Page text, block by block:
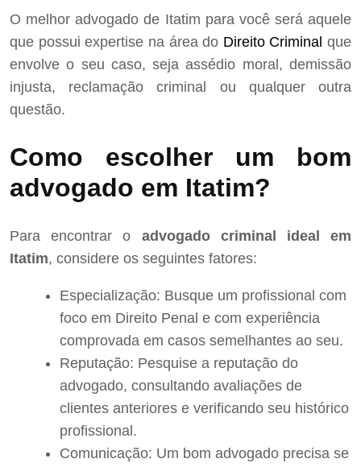
O melhor advogado de Itatim para você será aquele
que possui expertise na área do Direito Criminal que
envolve o seu caso, seja assédio moral, demissão
injusta, reclamação criminal ou qualquer outra
questão.
Como escolher um bom
advogado em Itatim?
Para encontrar o advogado criminal ideal em
Itatim, considere os seguintes fatores:
Especialização: Busque um profissional com
foco em Direito Penal e com experiência
comprovada em casos semelhantes ao seu.
Reputação: Pesquise a reputação do
advogado, consultando avaliações de
clientes anteriores e verificando seu histórico
profissional.
Comunicação: Um bom advogado precisa se